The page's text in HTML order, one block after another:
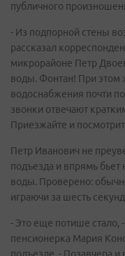
публичного
- Из подпорной стены
рассказал
микрорайоне Петр
воды. Фонтан! При этом
водоснабжения почти
звонки отвечают
Приезжайте и
Петр Иванович не
подъезда и впрямь
воды. Проверено:
играючи за шесть
- Это еще потише стало,
пенсионерка Мария